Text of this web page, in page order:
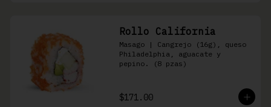
Rollo California
Masago | Cangrejo (16g), queso
Philadelphia, aguacate y
pepino. (8 pzas)
$171.00